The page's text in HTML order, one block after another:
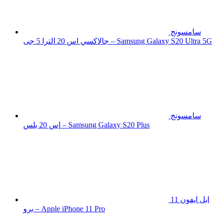
سامسونج
جالاكسي اس 20 الترا 5 جى – Samsung Galaxy S20 Ultra 5G
سامسونج
إس 20 بلس – Samsung Galaxy S20 Plus
ابل ايفون 11
برو – Apple iPhone 11 Pro